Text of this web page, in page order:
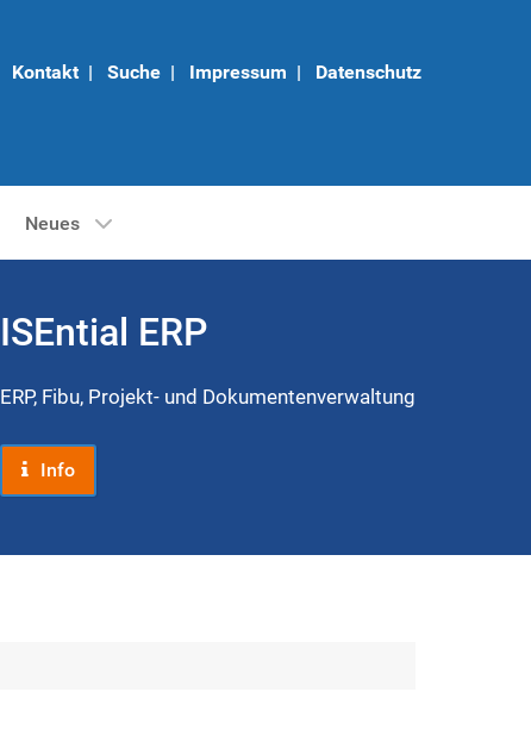
Kontakt | Suche | Impressum | Datenschutz
Neues
ISEntial ERP
ERP, Fibu, Projekt- und Dokumentenverwaltung
Info